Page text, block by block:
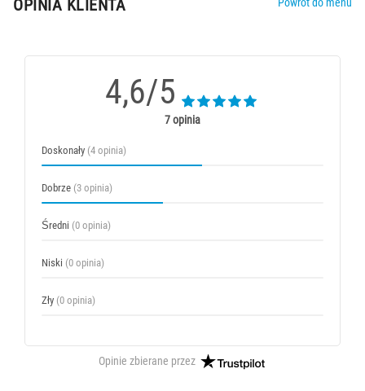
OPINIA KLIENTA
4,6/5
7 opinia
Doskonały (4 opinia)
Dobrze (3 opinia)
Średni (0 opinia)
Niski (0 opinia)
Zły (0 opinia)
Opinie zbierane przez